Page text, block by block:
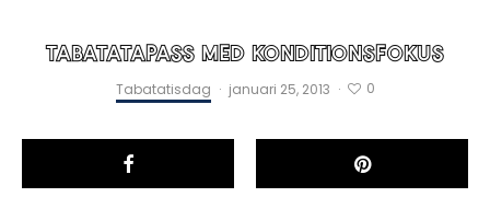
TABATATAPASS MED KONDITIONSFOKUS
Tabatatisdag · januari 25, 2013 · 0